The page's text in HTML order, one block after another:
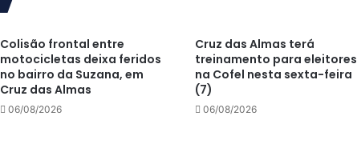
Colisão frontal entre
motocicletas deixa feridos
no bairro da Suzana, em
Cruz das Almas
06/08/2026
Cruz das Almas terá
treinamento para eleitores
na Cofel nesta sexta-feira
(7)
06/08/2026